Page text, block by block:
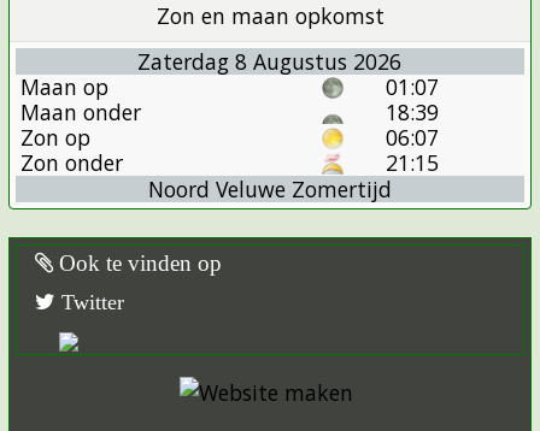
Zon en maan opkomst
Zaterdag 8 Augustus 2026
Maan op
01:07
Maan onder
18:39
Zon op
06:07
Zon onder
21:15
Noord Veluwe Zomertijd
Ook te vinden op
Twitter